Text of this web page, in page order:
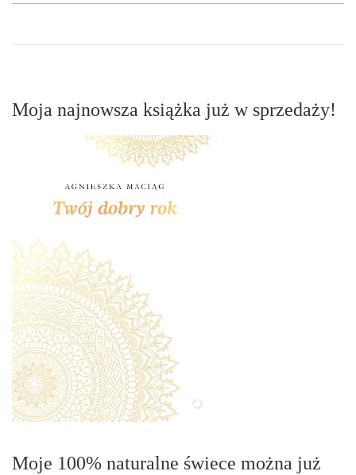
Moja najnowsza książka już w sprzedaży!
Moje 100% naturalne świece można już